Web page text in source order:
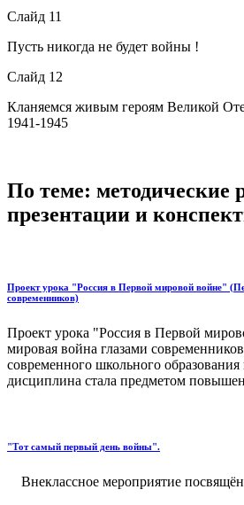
Слайд 11
Пусть никогда не будет войны !
Слайд 12
Кланяемся живым героям Великой
1941-1945
По теме: методические
презентации и
Проект урока "Россия в Первой мировой войне"
современников)
Проект урока "Россия в Первой
мировая война глазами
современного школьного образования
дисциплина стала предметом
"Тот самый первый день войны".
Внеклассное мероприятие